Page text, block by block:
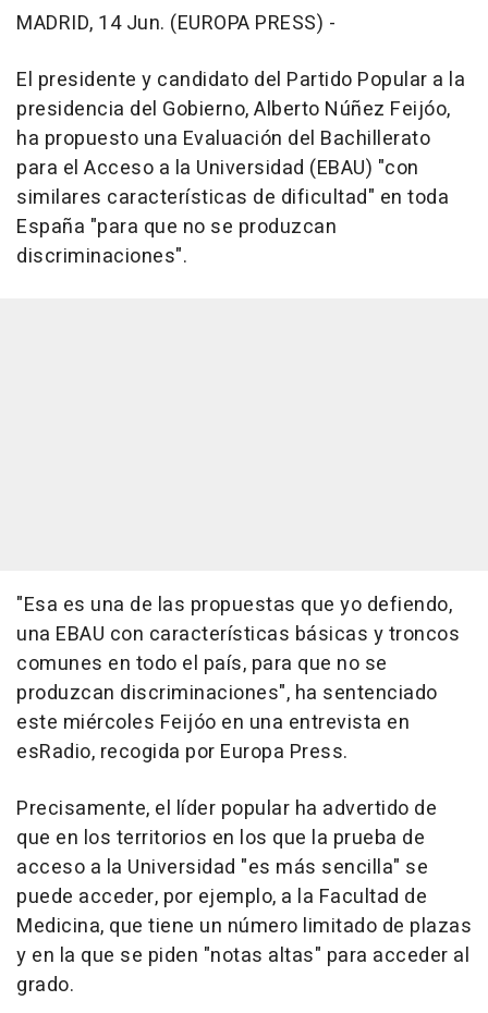
MADRID, 14 Jun. (EUROPA PRESS) -
El presidente y candidato del Partido Popular a la
presidencia del Gobierno, Alberto Núñez Feijóo,
ha propuesto una Evaluación del Bachillerato
para el Acceso a la Universidad (EBAU) "con
similares características de dificultad" en toda
España "para que no se produzcan
discriminaciones".
"Esa es una de las propuestas que yo defiendo,
una EBAU con características básicas y troncos
comunes en todo el país, para que no se
produzcan discriminaciones", ha sentenciado
este miércoles Feijóo en una entrevista en
esRadio, recogida por Europa Press.
Precisamente, el líder popular ha advertido de
que en los territorios en los que la prueba de
acceso a la Universidad "es más sencilla" se
puede acceder, por ejemplo, a la Facultad de
Medicina, que tiene un número limitado de plazas
y en la que se piden "notas altas" para acceder al
grado.